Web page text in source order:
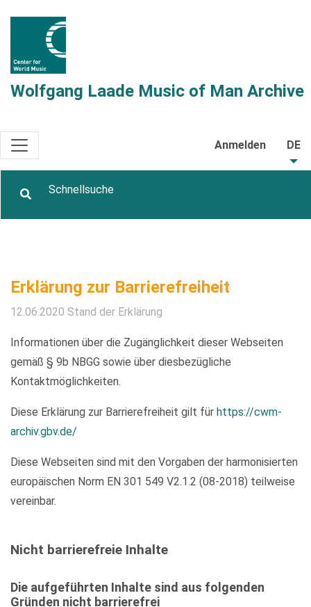
Wolfgang Laade Music of Man Archive
Anmelden DE
Erklärung zur Barrierefreiheit
12.06.2020 Stand der Erklärung
Informationen über die Zugänglichkeit dieser Webseiten
gemäß § 9b NBGG sowie über diesbezügliche
Kontaktmöglichkeiten.
Diese Erklärung zur Barrierefreiheit gilt für https://cwm-
archiv.gbv.de/
Diese Webseiten sind mit den Vorgaben der harmonisierten
europäischen Norm EN 301 549 V2.1.2 (08-2018) teilweise
vereinbar.
Nicht barrierefreie Inhalte
Die aufgeführten Inhalte sind aus folgenden
Gründen nicht barrierefrei